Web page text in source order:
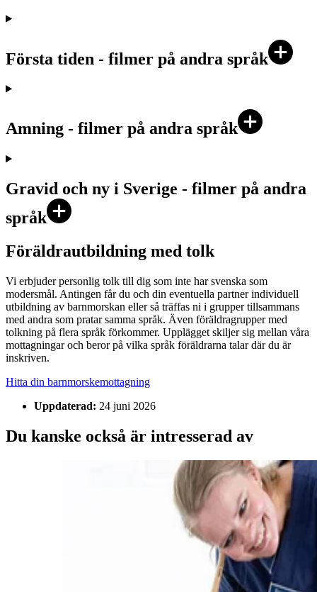
Första tiden - filmer på andra språk
Amning - filmer på andra språk
Gravid och ny i Sverige - filmer på andra
språk
Föräldrautbildning med tolk
Vi erbjuder personlig tolk till dig som inte har svenska som
modersmål. Antingen får du och din eventuella partner individuell
utbildning av barnmorskan eller så träffas ni i grupper tillsammans
med andra som pratar samma språk. Även föräldragrupper med
tolkning på flera språk förkommer. Upplägget skiljer sig mellan våra
mottagningar och beror på vilka språk föräldrarna talar där du är
inskriven.
Hitta din barnmorskemottagning
Uppdaterad: 24 juni 2026
Du kanske också är intresserad av